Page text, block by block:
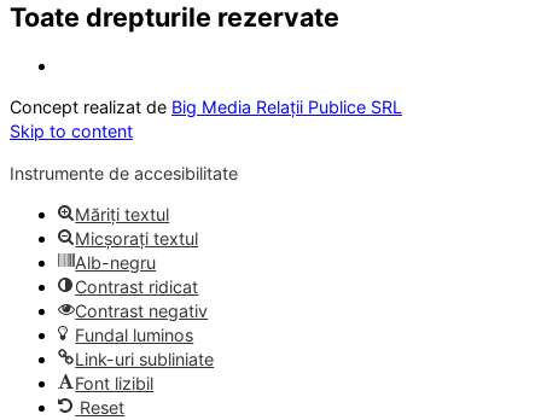
Toate drepturile rezervate
Concept realizat de Big Media Relații Publice SRL
Skip to content
Instrumente de accesibilitate
Măriți textul
Micșorați textul
Alb-negru
Contrast ridicat
Contrast negativ
Fundal luminos
Link-uri subliniate
Font lizibil
Reset